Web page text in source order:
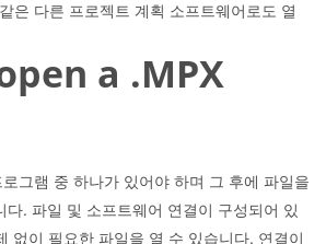
은 다른 프로젝트 계획 소프트웨어로도 열
a .MPX
그램 중 하나가 있어야 하며 그 후에 파일을
다. 파일 및 소프트웨어 연결이 구성되어 있
없이 필요한 파일을 열 수 있습니다. 연결이